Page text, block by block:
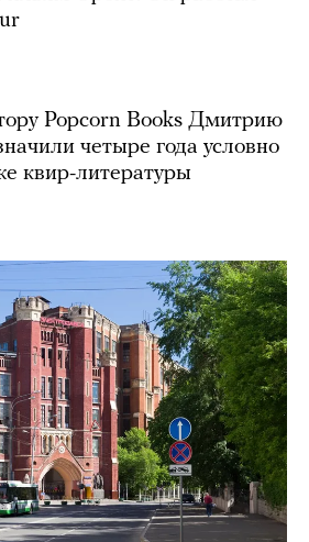
Popcorn Books Дмитрию
четыре года условно
квир-литературы